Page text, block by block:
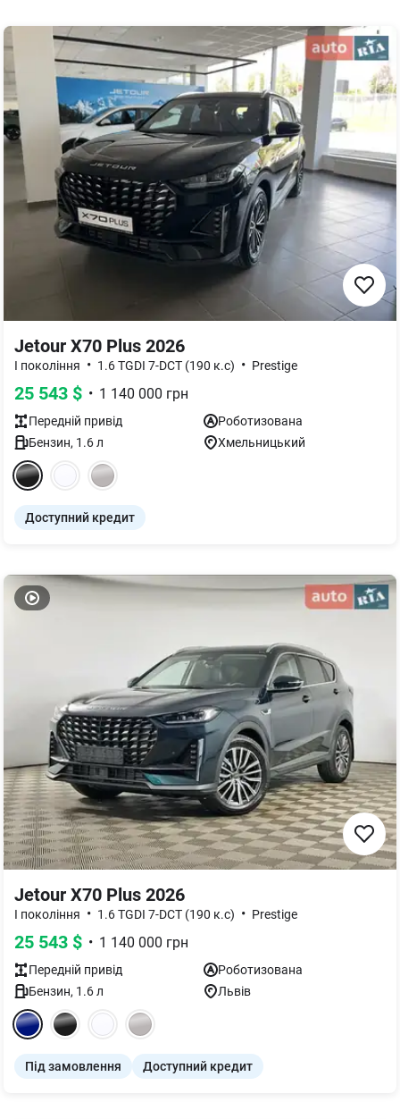
Jetour X70 Plus 2026
I покоління • 1.6 TGDI 7-DCT (190 к.с) • Prestige
25 543 $ • 1 140 000 грн
Передній привід
Роботизована
Бензин, 1.6л Хмельницький
Доступний кредит
Jetour X70 Plus 2026
I покоління • 1.6 TGDI 7-DCT (190 к.с) • Prestige
25 543 $ • 1 140 000 грн
Передній привід
Роботизована
Бензин, 1.6л Львів
Під замовлення Доступний кредит